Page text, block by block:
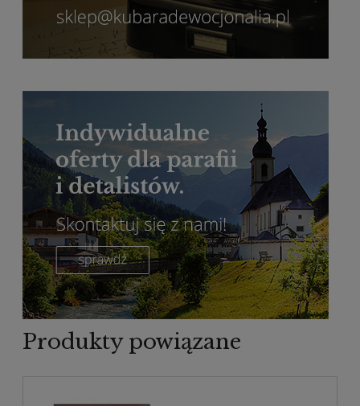
Produkty powiązane